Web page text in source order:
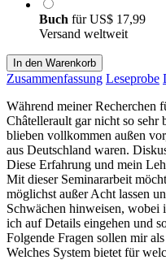
Buch fürUS$ 17,99
Versand weltweit
In den Warenkorb
Zusammenfassung Leseprobe
Während meiner Recherchen
Châtellerault gar nicht so sehr
blieben vollkommen außen
aus Deutschland waren.
Diese Erfahrung und mein
Mit dieser Seminararbeit
möglichst außer Acht lassen
Schwächen hinweisen, wobei
ich auf Details eingehen und
Folgende Fragen sollen mir
Welches System bietet für